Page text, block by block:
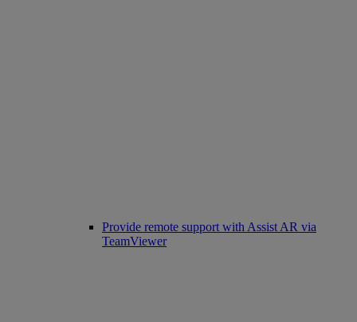
Provide remote support with Assist AR via
TeamViewer